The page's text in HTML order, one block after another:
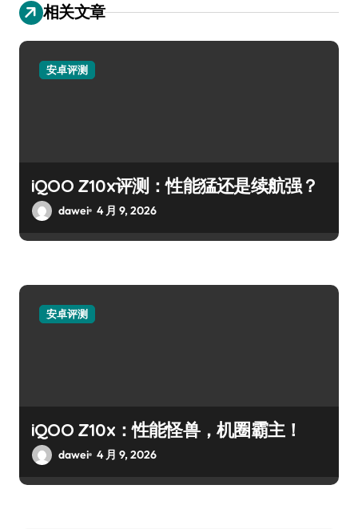
相关文章
安卓评测
iQOO Z10x评测：性能猛还是续航强？
dawei 4 月 9, 2026
安卓评测
iQOO Z10x：性能怪兽，机圈霸主！
dawei 4 月 9, 2026